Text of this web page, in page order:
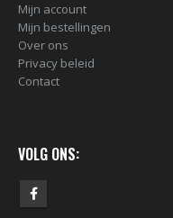
€2,23
€
Mijn account
Mijn bestellingen
Over ons
Privacy beleid
Contact
VOLG ONS: